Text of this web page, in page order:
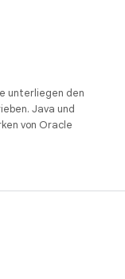
unterliegen den
Java und
von Oracle